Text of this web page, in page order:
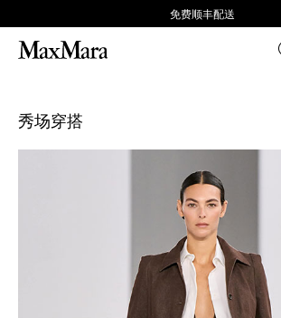
免费顺丰配送
秀场穿搭